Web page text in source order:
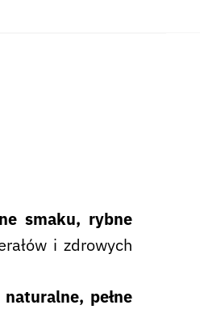
smaku, rybne
i zdrowych
naturalne, pełne